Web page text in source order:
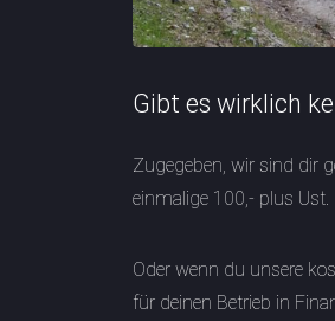
Gibt es wirklich
Zugegeben, wir sind dir
einmalige 100,- plus
Oder wenn du unsere
für deinen Betrieb in